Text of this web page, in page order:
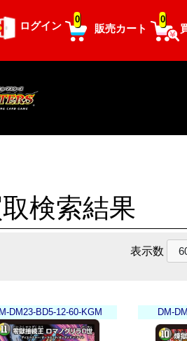
ログイン 販売カート
0 0
検索結果
表示数
DM23-BD5-12-60-KGM DM-